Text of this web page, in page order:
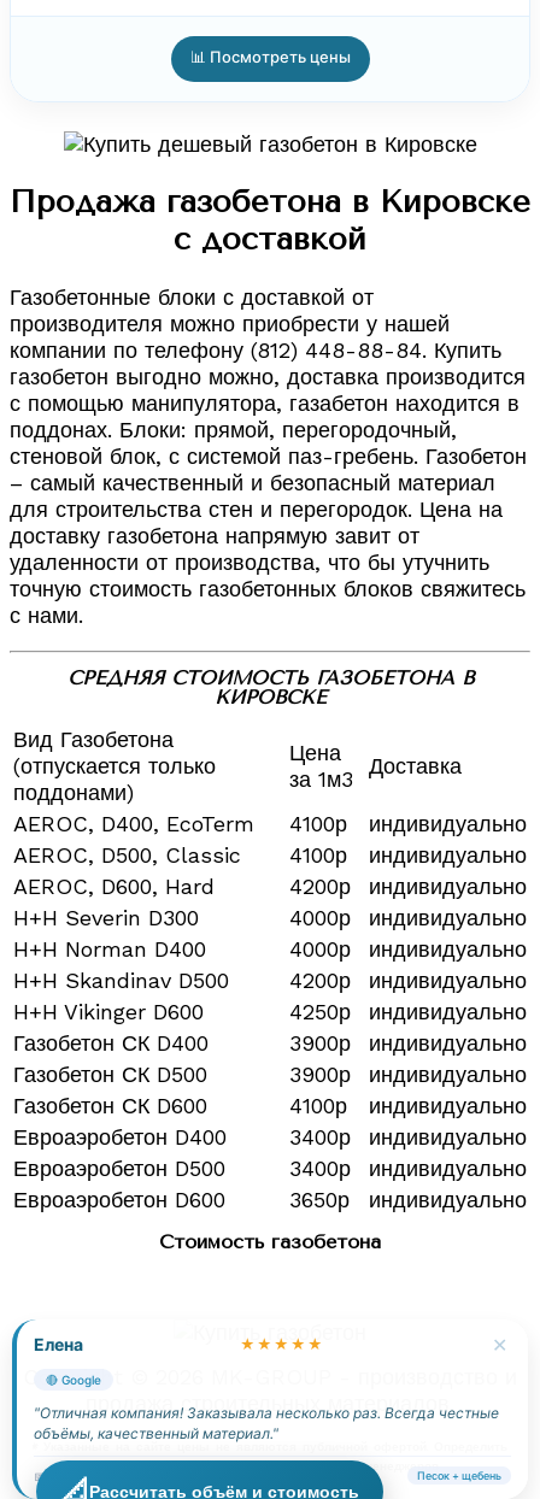
Елена ★★★★★ ✕
🔴 Google
"Отличная компания! Заказывала несколько раз. Всегда честные
объёмы, качественный материал."
📅 05.02.2025 Песок + щебень
📊 Посмотреть цены
📐 Рассчитать объём и стоимость
Продажа газобетона в Кировске
с доставкой
Газобетонные блоки с доставкой от
производителя можно приобрести у нашей
компании по телефону (812) 448-88-84. Купить
газобетон выгодно можно, доставка производится
с помощью манипулятора, газабетон находится в
поддонах. Блоки: прямой, перегородочный,
стеновой блок, с системой паз-гребень. Газобетон
– самый качественный и безопасный материал
для строительства стен и перегородок. Цена на
доставку газобетона напрямую завит от
удаленности от производства, что бы утучнить
точную стоимость газобетонных блоков свяжитесь
с нами.
СРЕДНЯЯ СТОИМОСТЬ ГАЗОБЕТОНА В
КИРОВСКЕ
Вид Газобетона
(отпускается только
поддонами)
Цена
за 1м3
Доставка
AEROC, D400, EcoTerm 4100р
индивидуально
AEROC, D500, Classic
4100р
индивидуально
AEROC, D600, Hard
4200р
индивидуально
H+H Severin D300
4000р
индивидуально
H+H Norman D400
4000р
индивидуально
H+H Skandinav D500
4200р
индивидуально
H+H Vikinger D600
4250р
индивидуально
Газобетон СК D400
3900р
индивидуально
Газобетон СК D500
3900р
индивидуально
Газобетон СК D600
4100р
индивидуально
Евроаэробетон D400
3400р
индивидуально
Евроаэробетон D500
3400р
индивидуально
Евроаэробетон D600
3650р индивидуально
Стоимость газобетона
Copyright © 2026 MK-GROUP - производство и
продажа строительных материалов.
* Указанные на сайте цены не являются публичной офертой. Определить
точную стоимость услуг можно у наших менеджеров.